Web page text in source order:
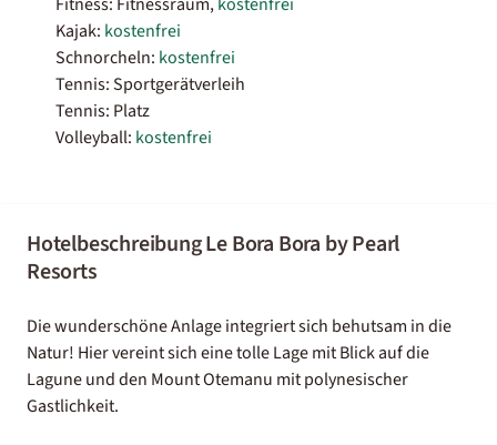
Kajak: kostenfrei
Schnorcheln: kostenfrei
Tennis: Sportgerätverleih
Tennis: Platz
Volleyball: kostenfrei
Hotelbeschreibung Le Bora Bora by Pearl
Resorts
Die wunderschöne Anlage integriert sich behutsam in die
Natur! Hier vereint sich eine tolle Lage mit Blick auf die
Lagune und den Mount Otemanu mit polynesischer
Gastlichkeit.